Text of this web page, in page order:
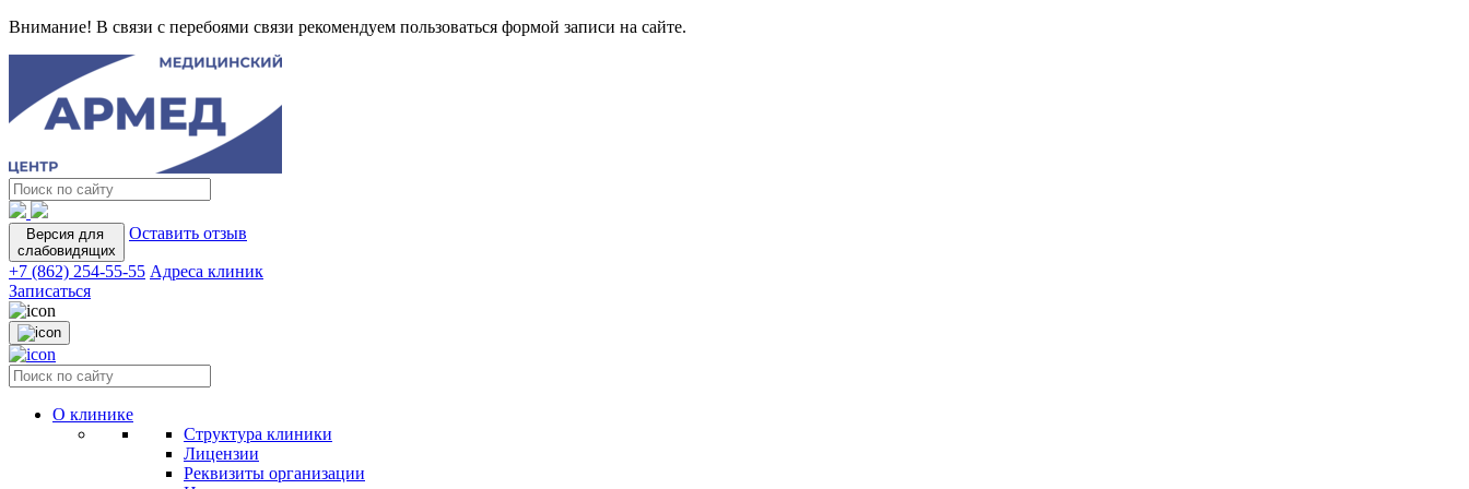
Внимание! В связи с перебоями связи рекомендуем пользоваться формой записи на сайте.
Версия для
слабовидящих
Оставить отзыв
+7 (862) 254-55-55 Адреса клиник
Записаться
О клинике
Структура клиники
Лицензии
Реквизиты организации